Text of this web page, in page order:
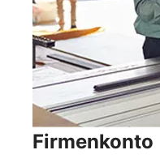
Firmenkonto